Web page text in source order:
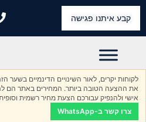
קבע איתנו פגישה
לקוחות יקרים, לאור השינויים הדינמיים בשער
את ההצעה הטובה ביותר. המחירים באתר הם
אישי ולהנפיק עבורכם הצעת מחיר רשמית
צרו קשר ב-WhatsApp